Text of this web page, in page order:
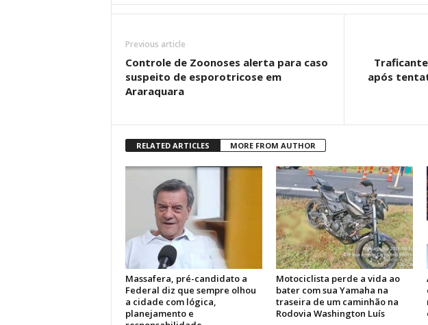
Previous article
Controle de Zoonoses alerta para caso
suspeito de esporotricose em
Araraquara
após
RELATED ARTICLES MORE FROM AUTHOR
Massafera, pré-candidato a
Federal diz que sempre olhou
a cidade com lógica,
planejamento e
Motociclista perde a vida ao
bater com sua Yamaha na
traseira de um caminhão na
Rodovia Washington Luís